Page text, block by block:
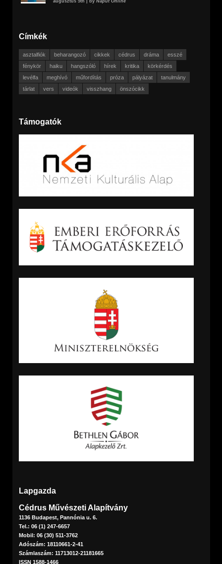
Címkék
asztalfiók beharangozó cikkek cédrus dráma
esszé
fénykör
haiku hangszóló hírek kritika
körkérdés
levélfa
meghívó műfordítás próza pályázat
tanulmány
tárlat
vers videók visszhang önszócikk
Támogatók
Lapgazda
Cédrus Művészeti Alapítvány
1136 Budapest, Pannónia u. 6.
Tel.: 06 (1) 247-6657
Mobil: 06 (30) 511-3762
Adószám: 18110661-2-41
Számlaszám: 11713012-21181665
ISSN 1588-1466